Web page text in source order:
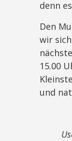
denn
Den
wir
15.00
und